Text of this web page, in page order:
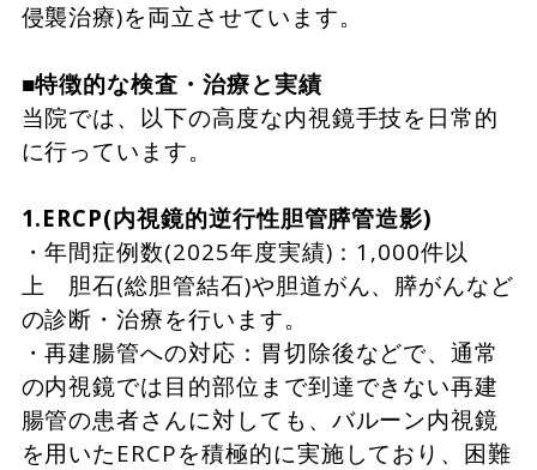
侵襲治療)を両立させています。
■特徴的な検査・治療と実績
当院では、以下の高度な内視鏡手技を日常的
に行っています。
1.ERCP(内視鏡的逆行性胆管膵管造影)
・年間症例数(2025年度実績)：1,000件以
上 胆石(総胆管結石)や胆道がん、膵がんなど
の診断・治療を行います。
・再建腸管への対応：胃切除後などで、通常
の内視鏡では目的部位まで到達できない再建
腸管の患者さんに対しても、バルーン内視鏡
を用いたERCPを積極的に実施しており、困難